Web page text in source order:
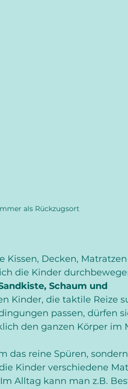
als Rückzugsort
Kissen, Decken,
die Kinder
Schaum und
Kinder, die taktile Reize
passen, dürfen
den ganzen Körper im
das reine Spüren,
Kinder verschiedene
Alltag kann man z.B.